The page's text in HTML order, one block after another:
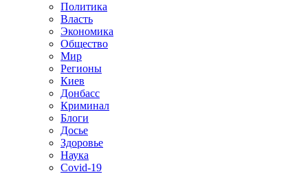
Политика
Власть
Экономика
Общество
Мир
Регионы
Киев
Донбасс
Криминал
Блоги
Досье
Здоровье
Наука
Covid-19